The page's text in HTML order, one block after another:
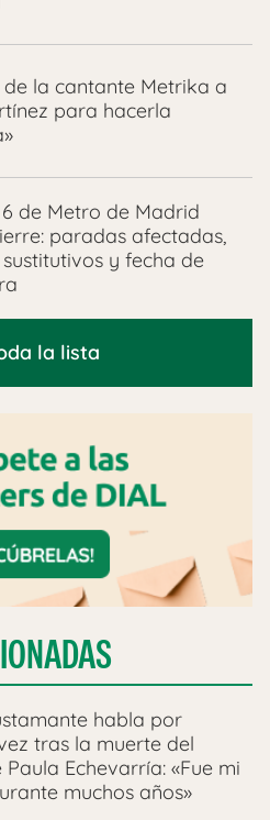
de la cantante Metrika a
para hacerla
de Metro de Madrid
paradas afectadas,
y fecha de
la lista
habla por
tras la muerte del
Echevarría: «Fue mi
muchos años»